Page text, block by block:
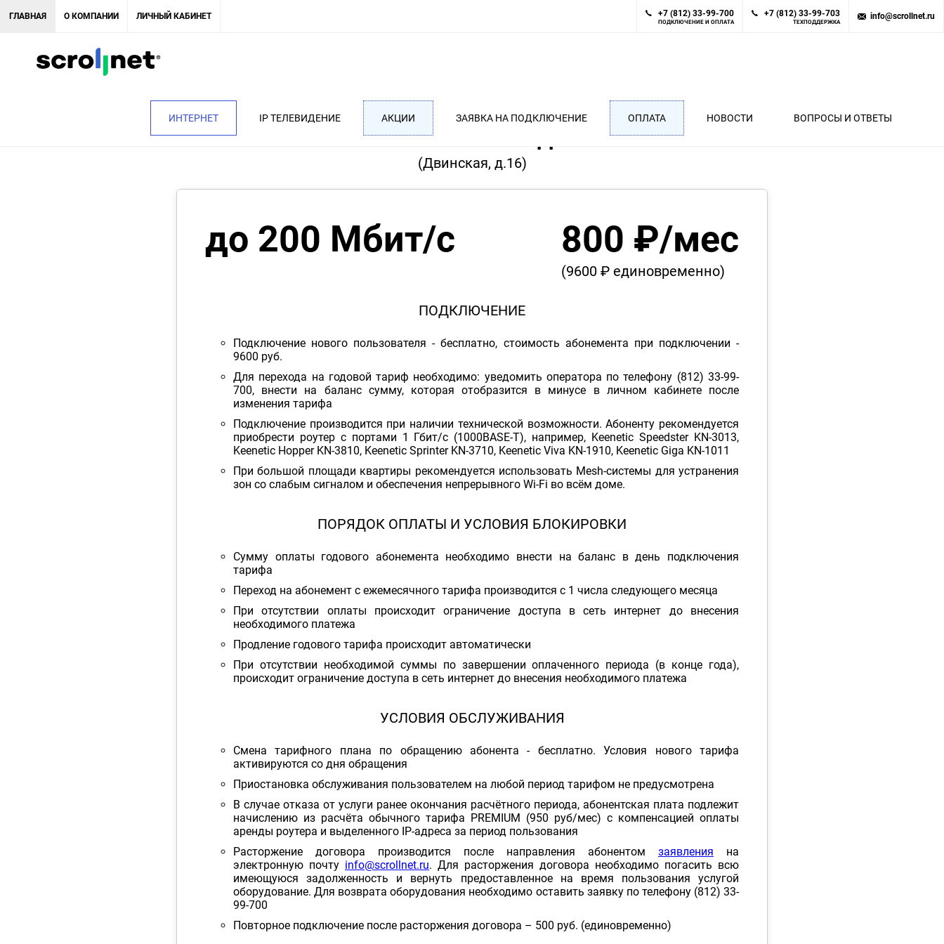
ГЛАВНАЯ О КОМПАНИИ ЛИЧНЫЙ КАБИНЕТ +7 (812) 33-99-700
ПОДКЛЮЧЕНИЕ И ОПЛАТА
+7 (812) 33-99-703
ТЕХПОДДЕРЖКА
info@scrollnet.ru
ИНТЕРНЕТ IP ТЕЛЕВИДЕНИЕ АКЦИИ ЗАЯВКА НА ПОДКЛЮЧЕНИЕ ОПЛАТА НОВОСТИ ВОПРОСЫ И ОТВЕТЫ
ТАРИФ PREMIUM ГОДОВОЙ
(Двинская, д.16)
до 200 Мбит/с 800 ₽/мес
(9600 ₽ единовременно)
ПОДКЛЮЧЕНИЕ
Подключение нового пользователя - бесплатно, стоимость абонемента при подключении -
9600 руб.
Для перехода на годовой тариф необходимо: уведомить оператора по телефону (812) 33-99-
700, внести на баланс сумму, которая отобразится в минусе в личном кабинете после
изменения тарифа
Подключение производится при наличии технической возможности. Абоненту рекомендуется
приобрести роутер с портами 1 Гбит/с (1000BASE-T), например, Keenetic Speedster KN-3013,
Keenetic Hopper KN-3810, Keenetic Sprinter KN-3710, Keenetic Viva KN-1910, Keenetic Giga KN-1011
При большой площади квартиры рекомендуется использовать Mesh-системы для устранения
зон со слабым сигналом и обеспечения непрерывного Wi-Fi во всём доме.
ПОРЯДОК ОПЛАТЫ И УСЛОВИЯ БЛОКИРОВКИ
Сумму оплаты годового абонемента необходимо внести на баланс в день подключения
тарифа
Переход на абонемент с ежемесячного тарифа производится с 1 числа следующего месяца
При отсутствии оплаты происходит ограничение доступа в сеть интернет до внесения
необходимого платежа
Продление годового тарифа происходит автоматически
При отсутствии необходимой суммы по завершении оплаченного периода (в конце года),
происходит ограничение доступа в сеть интернет до внесения необходимого платежа
УСЛОВИЯ ОБСЛУЖИВАНИЯ
Смена тарифного плана по обращению абонента - бесплатно. Условия нового тарифа
активируются со дня обращения
Приостановка обслуживания пользователем на любой период тарифом не предусмотрена
В случае отказа от услуги ранее окончания расчётного периода, абонентская плата подлежит
начислению из расчёта обычного тарифа PREMIUM (950 руб/мес) с компенсацией оплаты
аренды роутера и выделенного IP-адреса за период пользования
Расторжение договора производится после направления абонентом заявления на
электронную почту info@scrollnet.ru. Для расторжения договора необходимо погасить всю
имеющуюся задолженность и вернуть предоставленное на время пользования услугой
оборудование. Для возврата оборудования необходимо оставить заявку по телефону (812) 33-
99-700
Повторное подключение после расторжения договора – 500 руб. (единовременно)